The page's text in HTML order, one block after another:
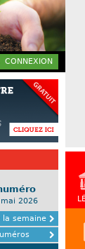
CONNEXION
2026
la semaine